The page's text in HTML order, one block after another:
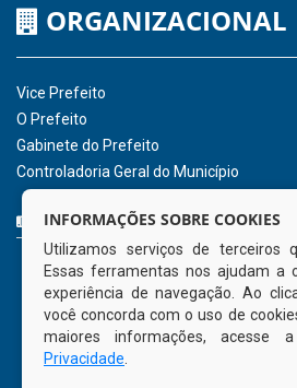
Hora:12:40/ Domingo ,09 de agosto de
2026
INSTITUCIONAL
CNPJ: 01.596.018/0001-60
000
Atendimento: 08:00hs às 14:00hs
(81) 98512-1231
gabinete@tamandare.pe.gov.br
Tamandaré - PE
INFORMAÇÕES SOBRE COOKIES
Utilizamos serviços de terceiros
Essas ferramentas nos ajudam a
experiência de navegação. Ao
você concorda com o uso de
maiores informações, acesse
Privacidade